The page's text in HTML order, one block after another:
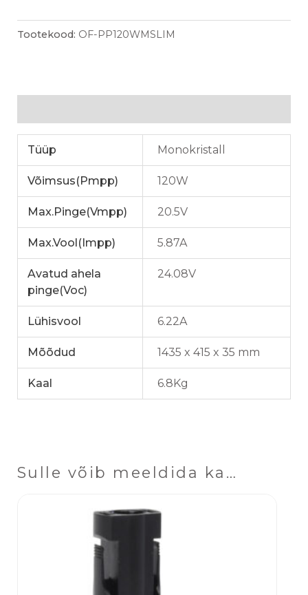
Tootekood: OF-PP120WMSLIM
Tüüp Monokristall
Võimsus(Pmpp) 120W
Max.Pinge(Vmpp) 20.5V
Max.Vool(Impp) 5.87A
Avatud ahela
pinge(Voc)
24.08V
Lühisvool 6.22A
Mõõdud 1435 x 415 x 35 mm
Kaal 6.8Kg
Sulle võib meeldida ka…